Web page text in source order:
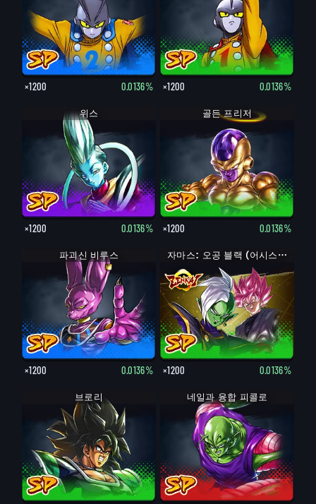
×1200 0.0136% ×1200 0.0136%
위스
×1200 0.0136%
골든 프리저
×1200 0.0136%
파괴신 비루스
×1200 0.0136%
자마스: 오공 블랙 (어시스트)
×1200 0.0136%
브로리 네일과 융합 피콜로